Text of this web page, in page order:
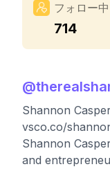
フォロー中
714
@
Shannon
vsco.co/
Shannon
and